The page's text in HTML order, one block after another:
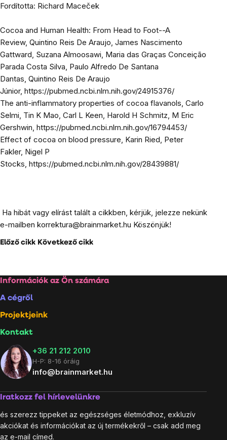
Fordította: Richard Maceček
Cocoa and Human Health: From Head to Foot--A
Review, Quintino Reis De Araujo, James Nascimento
Gattward, Suzana Almoosawi, Maria das Graças Conceição
Parada Costa Silva, Paulo Alfredo De Santana
Dantas, Quintino Reis De Araujo
Júnior, https://pubmed.ncbi.nlm.nih.gov/24915376/
The anti-inflammatory properties of cocoa flavanols, Carlo
Selmi, Tin K Mao, Carl L Keen, Harold H Schmitz, M Eric
Gershwin, https://pubmed.ncbi.nlm.nih.gov/16794453/
Effect of cocoa on blood pressure, Karin Ried, Peter
Fakler, Nigel P
Stocks, https://pubmed.ncbi.nlm.nih.gov/28439881/
Ha hibát vagy elírást talált a cikkben, kérjük, jelezze nekünk
e-mailben korrektura@brainmarket.hu Köszönjük!
Előző cikk Következő cikk
Lábléc
Információk az Ön számára
A cégről
Projektjeink
Kontakt
+36 21 212 2010
H-P: 8-16 óráig
info@brainmarket.hu
Iratkozz fel hírlevelünkre
és szerezz tippeket az egészséges életmódhoz, exkluzív
akciókat és információkat az új termékekről – csak add meg
az e-mail címed.